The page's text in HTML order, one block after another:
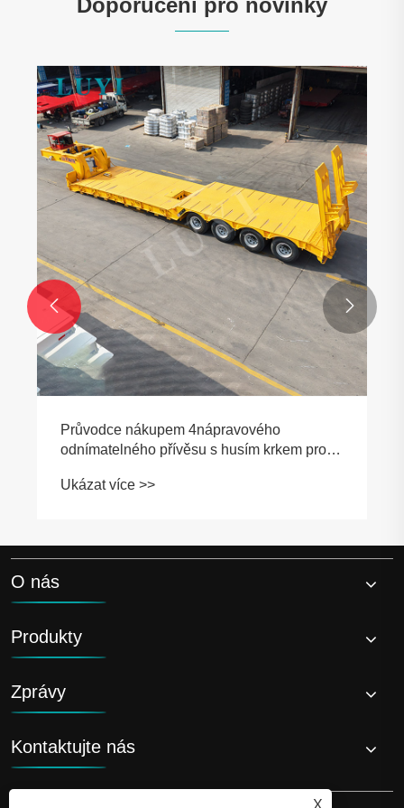
Doporučení pro novinky
Důvěřujte přes hory a moře! Gruzínští
obchodníci přijíždějí k podpisu, export
sklápěčů získává nového partnera
Ukázat více >>
 
O nás
Produkty
Zprávy
Kontaktujte nás
X